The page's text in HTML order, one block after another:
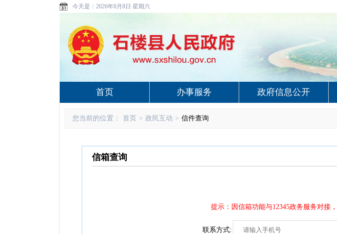
今天是： 2026年8月8日 星期六
首页 办事服务 政府信息公开
您当前的位置： 首页 > 政民互动 > 信件查询
信箱查询
提示：因信箱功能与12345政务服务对接
联系方式: